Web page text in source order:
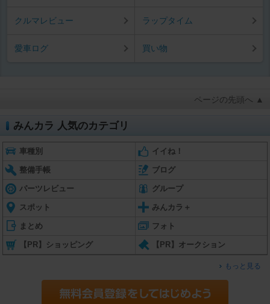
クルマレビュー ラップタイム
愛車ログ 買い物
ページの先頭へ ▲
みんカラ 人気のカテゴリ
車種別 イイね！
整備手帳 ブログ
パーツレビュー グループ
スポット みんカラ＋
まとめ フォト
【PR】ショッピング 【PR】オークション
もっと見る